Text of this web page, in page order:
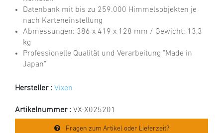
Datenbank mit bis zu 259.000 Himmelsobjekten je
nach Karteneinstellung
Abmessungen: 386 x 419 x 128 mm / Gewicht: 13,3
kg
Professionelle Qualität und Verarbeitung "Made in
Japan"
Hersteller : Vixen
Artikelnummer : VX-X025201
Fragen zum Artikel oder Lieferzeit?